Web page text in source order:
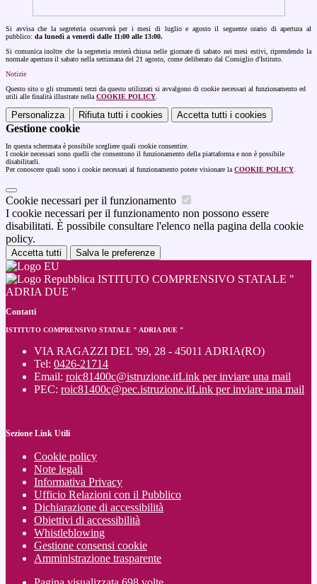
Si avvisa che la segreteria osserverà per i mesi di luglio e agosto il seguente orario di apertura al
pubblico: da lunedì a venerdì dalle 11:00 alle 13:00.
Si comunica inoltre che la segreteria resterà chiusa nelle giornate di sabato nei mesi estivi, riprendendo la
normale apertura il sabato nella settimana del 21 agosto, come deliberato dal Consiglio d'Istituto.
Notizie
Questo sito o gli strumenti terzi da questo utilizzati si avvalgono di cookie necessari al funzionamento ed
utili alle finalità illustrate nella COOKIE POLICY
Personalizza Rifiuta tutti i cookies Accetta tutti i cookies
Gestione cookie
In questa schermata è possibile scegliere quali cookie consentire.
I cookie necessari sono quelli che consentono il funzionamento della piattaforma e non è possibile
disabilitarli.
Per conoscere quali sono i cookie necessari al funzionamento potete visionare la COOKIE POLICY
Cookie necessari per il funzionamento
I cookie necessari per il funzionamento non possono essere
disabilitati. È possibile consultare l'elenco nella pagina della cookie
policy.
Accetta tutti Salva le preferenze
ISTITUTO COMPRENSIVO STATALE "
ADRIA DUE "
Contatti
ISTITUTO COMPRENSIVO STATALE " ADRIA DUE "
VIA RAGAZZI DEL '99, 28 - 45011 ADRIA(RO)
Tel: 0426-21714
Email: roic81400c@istruzione.itLink per inviare una mail
PEC: roic81400c@pec.istruzione.itLink per inviare una mail
Sezione Link Utili
Cookie policy
Note legali
Informativa Privacy
Ufficio Relazioni con il Pubblico
Dichiarazione di accessibilità
Obiettivi di accessibilità
Whistleblowing
Gestione consensi cookie
Amministrazione trasparente